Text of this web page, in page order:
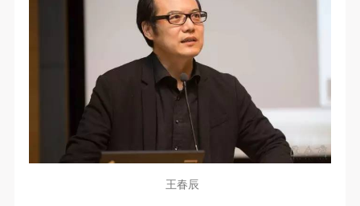
王春辰